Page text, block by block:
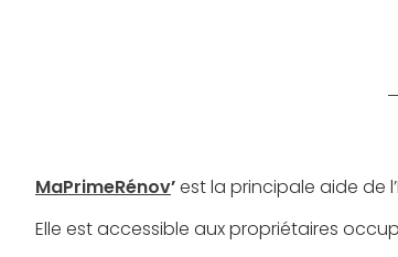
MaPrimeRénov’est la principale aide de
Elle est accessible aux propriétaires